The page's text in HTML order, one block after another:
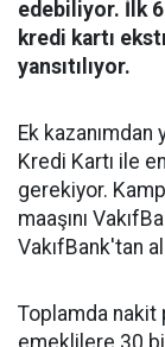
edebiliyor. İlk 6
kredi kartı
yansıtılıyor.
Ek
Kredi Kartı ile
gerekiyor.
maaşını
VakıfBank'tan
Toplamda nakit
emeklilere 30